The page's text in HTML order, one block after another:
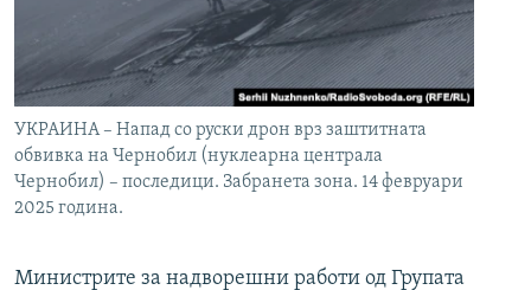
УКРАИНА – Напад со руски дрон врз заштитната
обвивка на Чернобил (нуклеарна централа
Чернобил) – последици. Забранета зона. 14 февруари
2025 година.
Министрите за надворешни работи од Групата